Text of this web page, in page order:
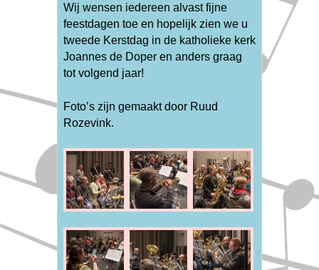
Wij wensen iedereen alvast fijne
feestdagen toe en hopelijk zien we u
tweede Kerstdag in de katholieke kerk
Joannes de Doper en anders graag
tot volgend jaar!
Foto’s zijn gemaakt door Ruud
Rozevink.